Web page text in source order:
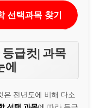
선택과목 찾기
등급컷| 과목
은 전년도에 비해 다소